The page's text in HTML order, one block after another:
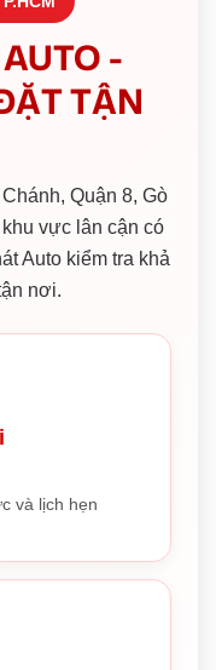
-
TẬN
Quận 8, Gò
vực lân cận có
Auto kiểm tra khả
nơi.
và lịch hẹn